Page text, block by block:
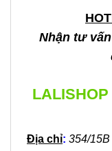
Nhận tư
Địa chỉ: 354/